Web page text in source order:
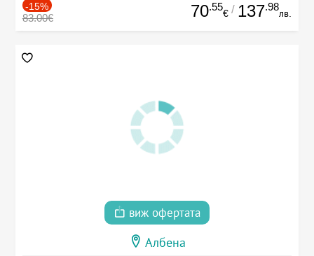
-15%
83.00€ 70.55
€ / 137.98
лв.
виж офертата
Албена